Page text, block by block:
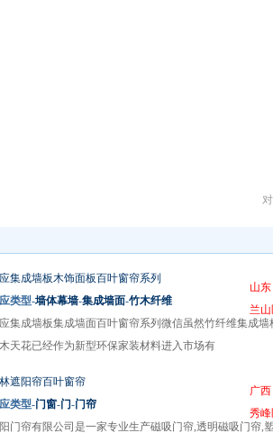
集成墙板木饰面板百叶窗帘系列
山
兰
类型-墙体幕墙-集成墙面-竹木纤维
集成墙板集成墙面百叶窗帘系列微信虽然竹纤维集成墙
天花已经作为新型环保家装材料进入市场有
遮阳帘百叶窗帘
广
秀
类型-门窗-门-门帘
门帘有限公司是一家专业生产磁吸门帘,透明磁吸门帘,